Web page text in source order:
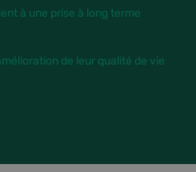
à une prise à long terme
de leur qualité de vie